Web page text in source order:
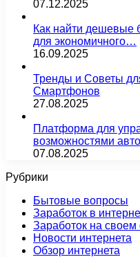
07.12.2025
Как найти дешевые
для экономичного…
16.09.2025
Тренды и Советы
Смартфонов
27.08.2025
Платформа для
возможностями
07.08.2025
Рубрики
Бытовые вопросы
Заработок в
Заработок на своем
Новости интернета
Обзор интернета